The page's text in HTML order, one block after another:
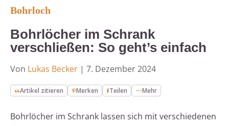
Bohrloch
Bohrlöcher im Schrank
verschließen: So geht’s einfach
Von Lukas Becker | 7. Dezember 2024
Artikel zitieren Merken Teilen Mehr
Bohrlöcher im Schrank lassen sich mit verschiedenen